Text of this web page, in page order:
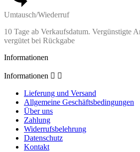
Umtausch/Wiederruf
10 Tage ab Verkaufsdatum. Vergünstigte
vergütet bei Rückgabe
Informationen
Informationen  
Lieferung und Versand
Allgemeine Geschäftsbedingungen
Über uns
Zahlung
Widerrufsbelehrung
Datenschutz
Kontakt